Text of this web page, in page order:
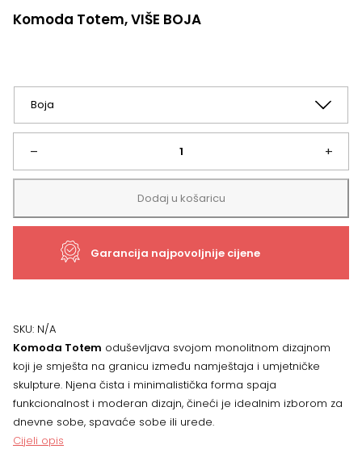
Komoda Totem, VIŠE BOJA
–
Komoda
Totem,
VIŠE
+
Dodaj u košaricu
Garancija najpovoljnije cijene
SKU: N/A
Komoda Totem oduševljava svojom monolitnom dizajnom
koji je smješta na granicu između namještaja i umjetničke
skulpture. Njena čista i minimalistička forma spaja
funkcionalnost i moderan dizajn, čineći je idealnim izborom za
dnevne sobe, spavaće sobe ili urede.
Cijeli opis